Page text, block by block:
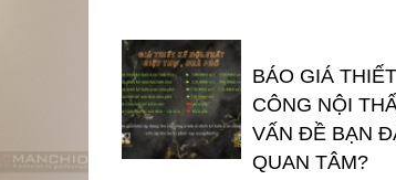
BÁO GIÁ
CÔNG NỘI
VẤN ĐỀ BẠN
QUAN TÂM?